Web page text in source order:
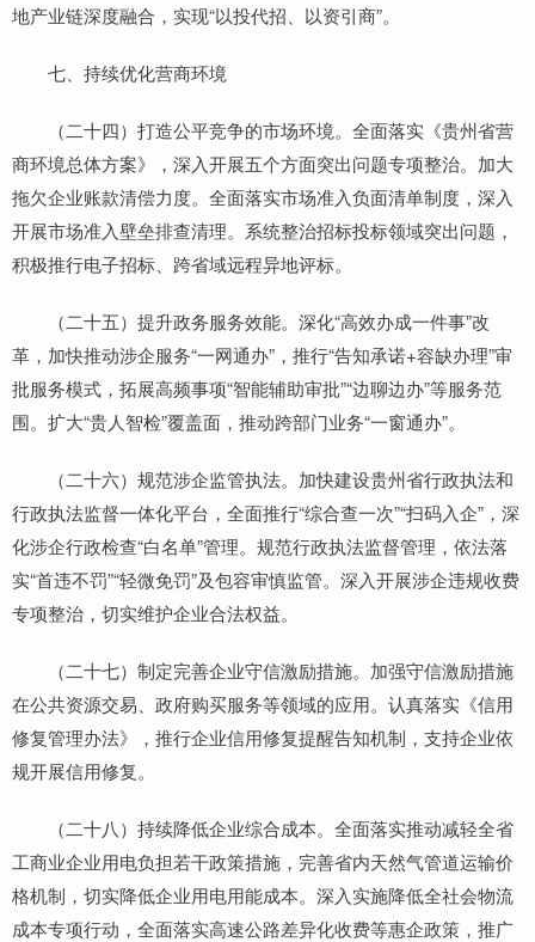
地产业链深度融合，实现“以投代招、以资引商”。
七、持续优化营商环境
（二十四）打造公平竞争的市场环境。全面落实《贵州省营
商环境总体方案》，深入开展五个方面突出问题专项整治。加大
拖欠企业账款清偿力度。全面落实市场准入负面清单制度，深入
开展市场准入壁垒排查清理。系统整治招标投标领域突出问题，
积极推行电子招标、跨省域远程异地评标。
（二十五）提升政务服务效能。深化“高效办成一件事”改
革，加快推动涉企服务“一网通办”，推行“告知承诺+容缺办理”审
批服务模式，拓展高频事项“智能辅助审批”“边聊边办”等服务范
围。扩大“贵人智检”覆盖面，推动跨部门业务“一窗通办”。
（二十六）规范涉企监管执法。加快建设贵州省行政执法和
行政执法监督一体化平台，全面推行“综合查一次”“扫码入企”，深
化涉企行政检查“白名单”管理。规范行政执法监督管理，依法落
实“首违不罚”“轻微免罚”及包容审慎监管。深入开展涉企违规收费
专项整治，切实维护企业合法权益。
（二十七）制定完善企业守信激励措施。加强守信激励措施
在公共资源交易、政府购买服务等领域的应用。认真落实《信用
修复管理办法》，推行企业信用修复提醒告知机制，支持企业依
规开展信用修复。
（二十八）持续降低企业综合成本。全面落实推动减轻全省
工商业企业用电负担若干政策措施，完善省内天然气管道运输价
格机制，切实降低企业用电用能成本。深入实施降低全社会物流
成本专项行动，全面落实高速公路差异化收费等惠企政策，推广